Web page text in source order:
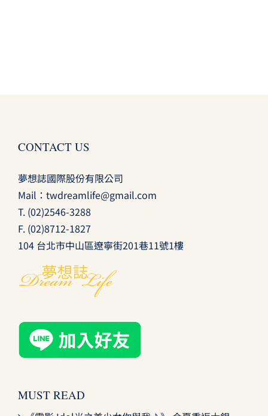
CONTACT US
夢想誌國際股份有限公司
Mail： twdreamlife@gmail.com
T. (02)2546-3288
F. (02)8712-1827
104 台北市中山區遼寧街201巷11號1樓
MUST READ